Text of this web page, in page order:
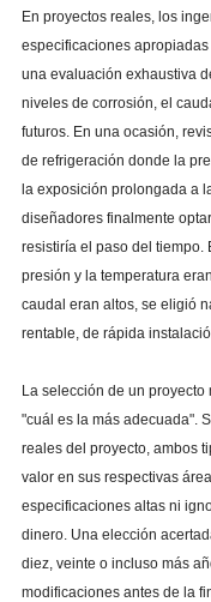
En proyectos reales, los
especificaciones
una evaluación exhaustiva
niveles de corrosión, el
futuros. En una ocasión,
de refrigeración donde la
la exposición prolongada a
diseñadores finalmente
resistiría el paso del tiempo.
presión y la temperatura
caudal eran altos, se eligió
rentable, de rápida
La selección de un
"cuál es la más adecuada".
reales del proyecto, ambos
valor en sus respectivas
especificaciones altas ni
dinero. Una elección
diez, veinte o incluso más
modificaciones antes de la